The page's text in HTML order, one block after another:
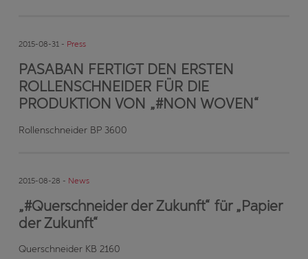
2015-08-31 - Press
PASABAN FERTIGT DEN ERSTEN
ROLLENSCHNEIDER FÜR DIE
PRODUKTION VON „#NON WOVEN“
Rollenschneider BP 3600
2015-08-28 - News
„#Querschneider der Zukunft“ für „Papier
der Zukunft“
Querschneider KB 2160